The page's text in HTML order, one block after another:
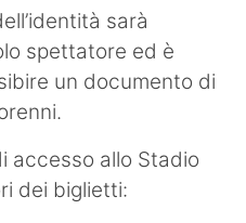
sarà
spettatore ed è
un documento di
accesso allo Stadio
dei biglietti: